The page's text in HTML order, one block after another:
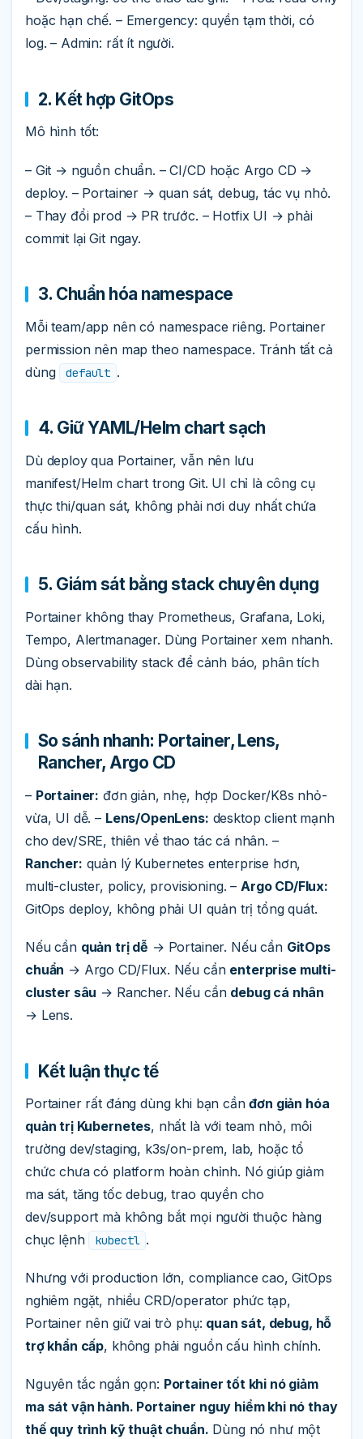
hoặc hạn chế. – Emergency: quyền tạm thời, có
log. – Admin: rất ít người.
2. Kết hợp GitOps
Mô hình tốt:
– Git → nguồn chuẩn. – CI/CD hoặc Argo CD →
deploy. – Portainer → quan sát, debug, tác vụ nhỏ.
– Thay đổi prod → PR trước. – Hotfix UI → phải
commit lại Git ngay.
3. Chuẩn hóa namespace
Mỗi team/app nên có namespace riêng. Portainer
permission nên map theo namespace. Tránh tất cả
dùng
default .
4. Giữ YAML/Helm chart sạch
Dù deploy qua Portainer, vẫn nên lưu
manifest/Helm chart trong Git. UI chỉ là công cụ
thực thi/quan sát, không phải nơi duy nhất chứa
cấu hình.
5. Giám sát bằng stack chuyên dụng
Portainer không thay Prometheus, Grafana, Loki,
Tempo, Alertmanager. Dùng Portainer xem nhanh.
Dùng observability stack để cảnh báo, phân tích
dài hạn.
So sánh nhanh: Portainer, Lens,
Rancher, Argo CD
– Portainer: đơn giản, nhẹ, hợp Docker/K8s nhỏ-
vừa, UI dễ. – Lens/OpenLens: desktop client mạnh
cho dev/SRE, thiên về thao tác cá nhân. –
Rancher: quản lý Kubernetes enterprise hơn,
multi-cluster, policy, provisioning. – Argo CD/Flux:
GitOps deploy, không phải UI quản trị tổng quát.
Nếu cần quản trị dễ → Portainer. Nếu cần GitOps
chuẩn → Argo CD/Flux. Nếu cần enterprise multi-
cluster sâu → Rancher. Nếu cần debug cá nhân
→ Lens.
Kết luận thực tế
Portainer rất đáng dùng khi bạn cầnđơn giản hóa
quản trị Kubernetes, nhất là với team nhỏ, môi
trường dev/staging, k3s/on-prem, lab, hoặc tổ
chức chưa có platform hoàn chỉnh. Nó giúp giảm
ma sát, tăng tốc debug, trao quyền cho
dev/support mà không bắt mọi người thuộc hàng
chục lệnh
kubectl .
Nhưng với production lớn, compliance cao, GitOps
nghiêm ngặt, nhiều CRD/operator phức tạp,
Portainer nên giữ vai trò phụ: quan sát, debug, hỗ
trợ khẩn cấp, không phải nguồn cấu hình chính.
Nguyên tắc ngắn gọn: Portainer tốt khi nó giảm
ma sát vận hành. Portainer nguy hiểm khi nó thay
thế quy trình kỹ thuật chuẩn. Dùng nó như một